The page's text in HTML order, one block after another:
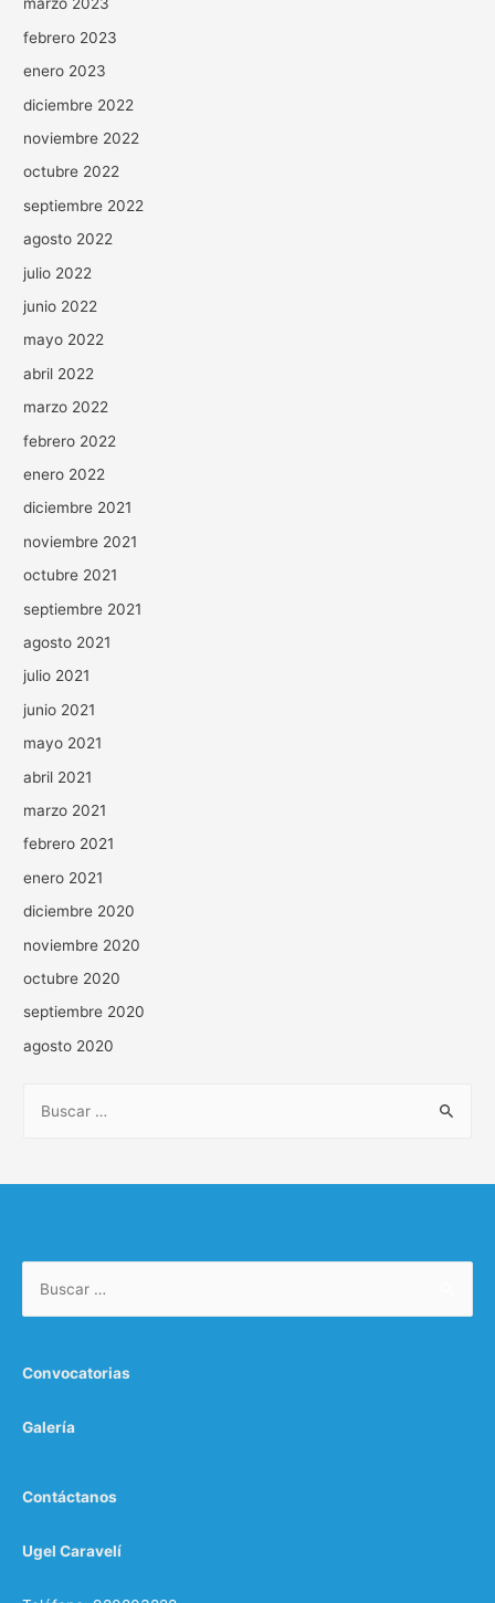
marzo 2023
febrero 2023
enero 2023
diciembre 2022
noviembre 2022
octubre 2022
septiembre 2022
agosto 2022
julio 2022
junio 2022
mayo 2022
abril 2022
marzo 2022
febrero 2022
enero 2022
diciembre 2021
noviembre 2021
octubre 2021
septiembre 2021
agosto 2021
julio 2021
junio 2021
mayo 2021
abril 2021
marzo 2021
febrero 2021
enero 2021
diciembre 2020
noviembre 2020
octubre 2020
septiembre 2020
agosto 2020
c
Convocatorias
Galería
Contáctanos
Ugel Caravelí